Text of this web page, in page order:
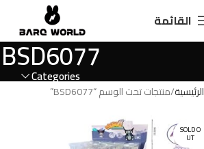
القائمة
BSD6077
Categories
الرئيسية منتجات تحت الوسم “BSD6077”
SOLD O
UT